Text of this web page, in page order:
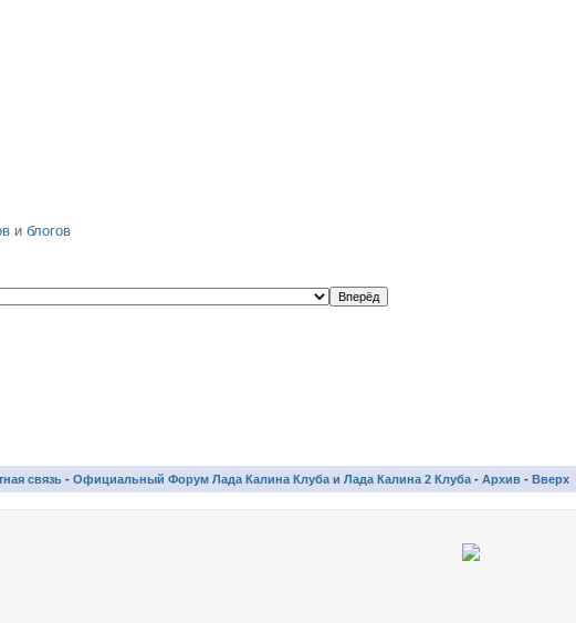
связь - Официальный Форум Лада Калина Клуба и Лада Калина 2 Клуба - Архив - Вверх